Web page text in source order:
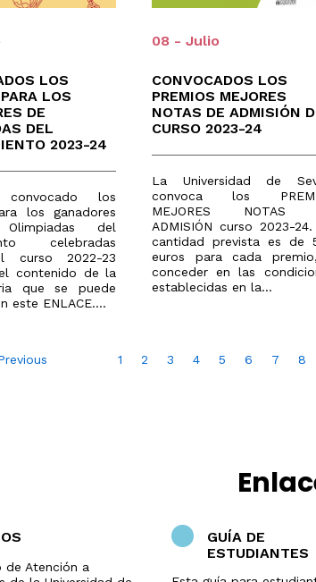
LOS
LOS
DE
DEL
2023-24
los
los ganadores
del
celebradas
curso 2022-23
contenido de la
que se puede
este ENLACE....
08 - Julio
CONVOCADOS LOS
PREMIOS MEJORES
NOTAS DE ADMISIÓN
CURSO 2023-24
La Universidad de
convoca los
MEJORES NOTAS
ADMISIÓN curso 2023-
cantidad prevista es de
euros para cada
conceder en las
establecidas en la...
Page
1 Page
2 Page
3 Page
4 Page
5 Page
6 Page
7 8
de Atención a
GUÍA DE
ESTUDIANTES